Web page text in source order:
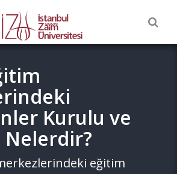
Kurulu ve
eğitim